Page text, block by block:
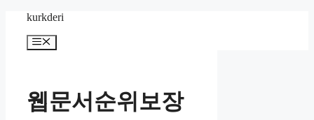
content
kurkderi
Menu
웹문서순위보장